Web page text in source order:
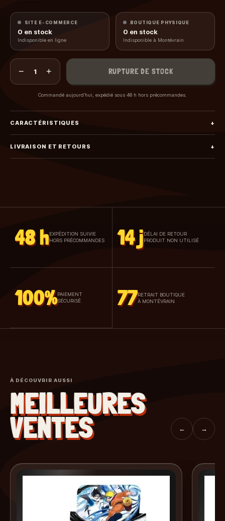
SITE E-COMMERCE
0 en stock
Indisponible en ligne
BOUTIQUE PHYSIQUE
0 en stock
Indisponible à Montévrain
− 1 + RUPTURE DE STOCK
Commandé aujourd’hui, expédié sous 48 h hors précommandes.
CARACTÉRISTIQUES +
LIVRAISON ET RETOURS +
48 h EXPÉDITION SUIVIE
HORS PRÉCOMMANDES
14 jDÉLAI DE RETOUR
PRODUIT NON UTILISÉ
100% PAIEMENT
SÉCURISÉ
77RETRAIT BOUTIQUE
À MONTÉVRAIN
À DÉCOUVRIR AUSSI
MEILLEURES
VENTES ← →